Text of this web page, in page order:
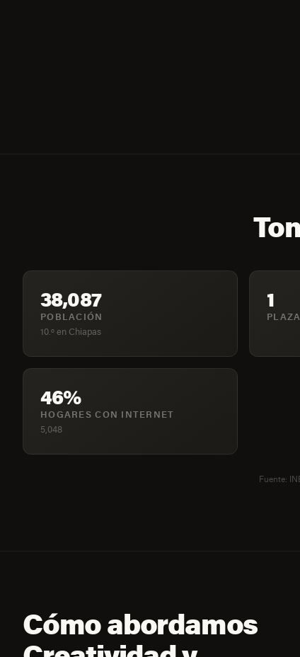
38,087
POBLACIÓN
10.º en Chiapas
1
46%
HOGARES CON INTERNET
5,048
Fuente:
Cómo abordamos